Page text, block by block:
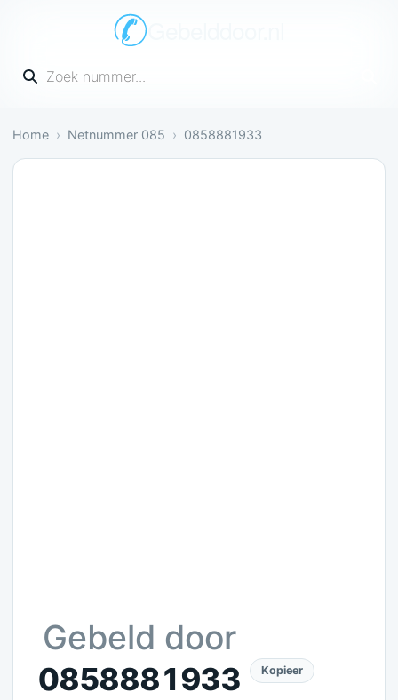
Gebelddoor.nl
Vul een telefoonnummer in
Home Netnummer 085 0858881933
Gebeld door
0858881933 Kopieer